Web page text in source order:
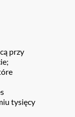
przy
tysięcy